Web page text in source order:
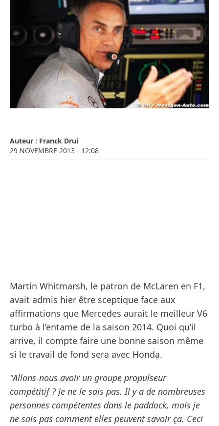
Auteur : Franck Drui
29 NOVEMBRE 2013 - 12:08
Martin Whitmarsh, le patron de McLaren en F1,
avait admis hier être sceptique face aux
affirmations que Mercedes aurait le meilleur V6
turbo à l’entame de la saison 2014. Quoi qu’il
arrive, il compte faire une bonne saison même
si le travail de fond sera avec Honda.
"Allons-nous avoir un groupe propulseur
compétitif ? Je ne le sais pas. Il y a de nombreuses
personnes compétentes dans le paddock, mais je
ne sais pas comment elles peuvent savoir ça. Ceci